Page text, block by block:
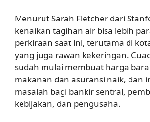
Menurut Sarah Fletcher dari
kenaikan tagihan air bisa lebih
perkiraan saat ini, terutama di
yang juga rawan kekeringan.
sudah mulai membuat harga
makanan dan asuransi naik, dan
masalah bagi bankir sentral,
kebijakan, dan pengusaha.